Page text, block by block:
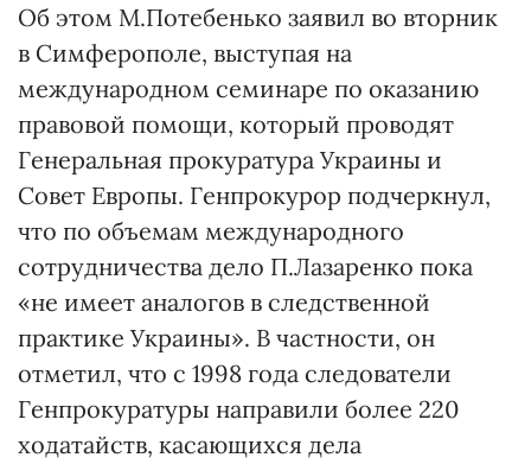
Об этом М.Потебенько заявил во вторник
в Симферополе, выступая на
международном семинаре по оказанию
правовой помощи, который проводят
Генеральная прокуратура Украины и
Совет Европы. Генпрокурор подчеркнул,
что по объемам международного
сотрудничества дело П.Лазаренко пока
«не имеет аналогов в следственной
практике Украины». В частности, он
отметил, что с 1998 года следователи
Генпрокуратуры направили более 220
ходатайств, касающихся дела